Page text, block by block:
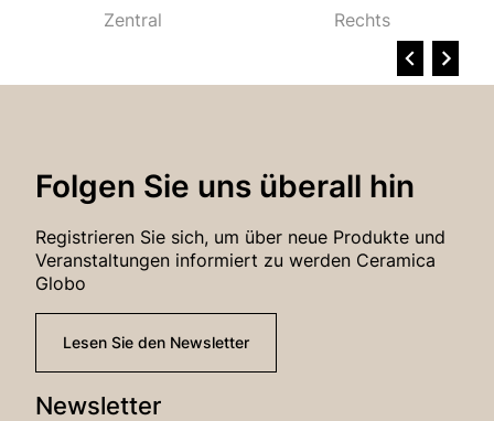
Zentral
Rechts
Folgen Sie uns überall hin
Registrieren Sie sich, um über neue Produkte und
Veranstaltungen informiert zu werden Ceramica
Globo
Lesen Sie den Newsletter
Newsletter